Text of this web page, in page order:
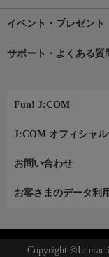
イベント・プレゼント
サポート・よくある質
Fun! J:COM
J:COM オフィシャル
お問い合わせ
お客さまのデータ利
Copyright